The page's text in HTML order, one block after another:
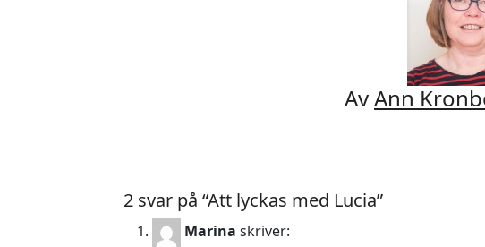
AvAnn
2 svar på “Att lyckas med Lucia”
Marina skriver: